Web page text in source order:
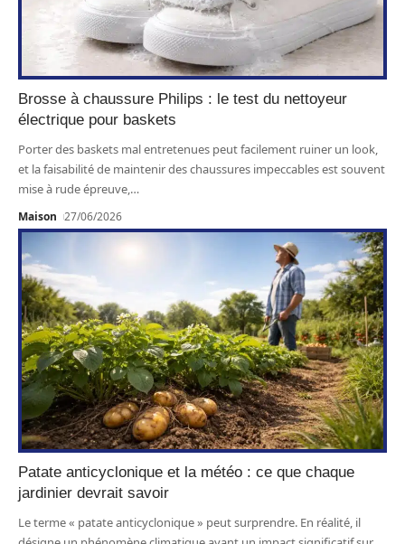
Brosse à chaussure Philips : le test du nettoyeur
électrique pour baskets
Porter des baskets mal entretenues peut facilement ruiner un look,
et la faisabilité de maintenir des chaussures impeccables est souvent
mise à rude épreuve, …
Maison 27/06/2026
Patate anticyclonique et la météo : ce que chaque
jardinier devrait savoir
Le terme « patate anticyclonique » peut surprendre. En réalité, il